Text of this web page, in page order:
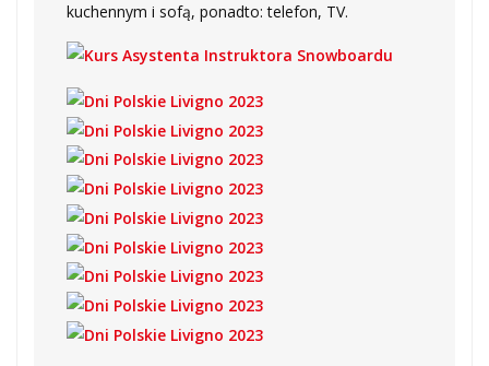
kuchennym i sofą, ponadto: telefon, TV.